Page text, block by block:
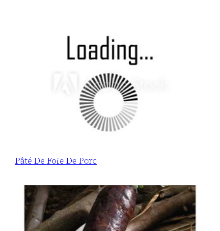
Pâté De Foie De Porc